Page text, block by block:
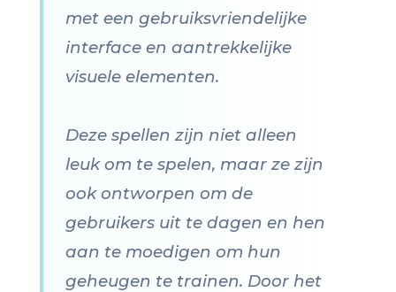
met een gebruiksvriendelijke
interface en aantrekkelijke
visuele elementen.
Deze spellen zijn niet alleen
leuk om te spelen, maar ze zijn
ook ontworpen om de
gebruikers uit te dagen en hen
aan te moedigen om hun
geheugen te trainen. Door het